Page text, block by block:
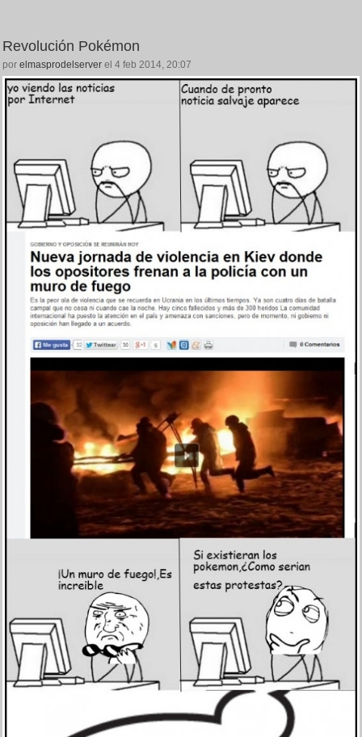
Revolución Pokémon
por elmasprodelserver el 4 feb 2014, 20:07